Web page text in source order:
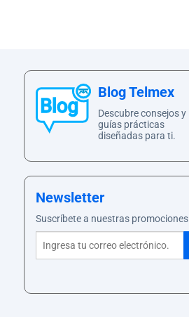
Blog Telmex
Descubre consejos y
guías prácticas
diseñadas para ti.
Newsletter
Suscríbete a nuestras promociones